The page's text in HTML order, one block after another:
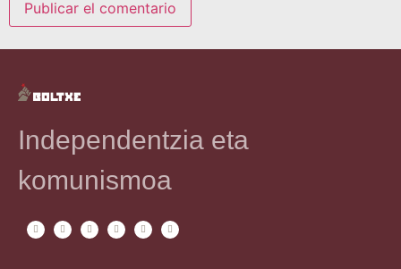
Independentzia eta
komunismoa